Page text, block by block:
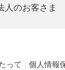
人のお客さま
って 個人情報